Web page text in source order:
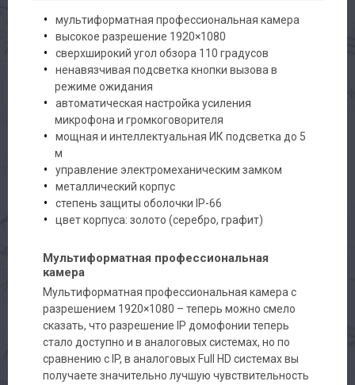
мультиформатная профессиональная камера
высокое разрешение 1920×1080
сверхширокий угол обзора 110 градусов
ненавязчивая подсветка кнопки вызова в
режиме ожидания
автоматическая настройка усиления
микрофона и громкоговорителя
мощная и интеллектуальная ИК подсветка до 5
м
управление электромеханическим замком
металлический корпус
степень защиты оболочки IP-66
цвет корпуса: золото (серебро, графит)
Мультиформатная профессиональная
камера
Мультиформатная профессиональная камера с
разрешением 1920×1080 – теперь можно смело
сказать, что разрешение IP домофонии теперь
стало доступно и в аналоговых системах, но по
сравнению с IP, в аналоговых Full HD системах вы
получаете значительно лучшую чувствительность